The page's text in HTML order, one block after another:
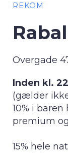
REKOM
Overgade
Inden kl.
(gælder
10% i
premium
15% hele